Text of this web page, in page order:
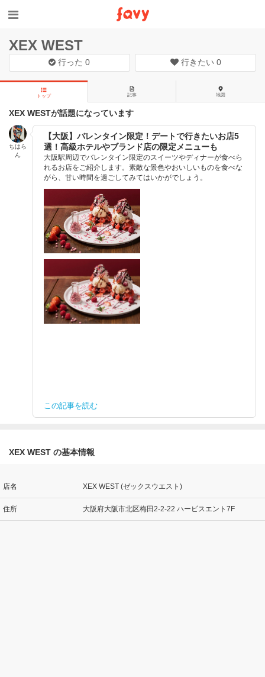
XEX WEST
行った0 行きたい 0
トップ 記事 地図
XEX WESTが話題になっています
ちはら
ん
【大阪】バレンタイン限定！デートで行きたいお店5
選！高級ホテルやブランド店の限定メニューも
大阪駅周辺でバレンタイン限定のスイーツやディナーが食べら
れるお店をご紹介します。素敵な景色やおいしいものを食べな
がら、甘い時間を過ごしてみてはいかがでしょう。
この記事を読む
XEX WEST の基本情報
店名 XEX WEST (ゼックスウエスト)
住所 大阪府大阪市北区梅田2-2-22 ハービスエント7F